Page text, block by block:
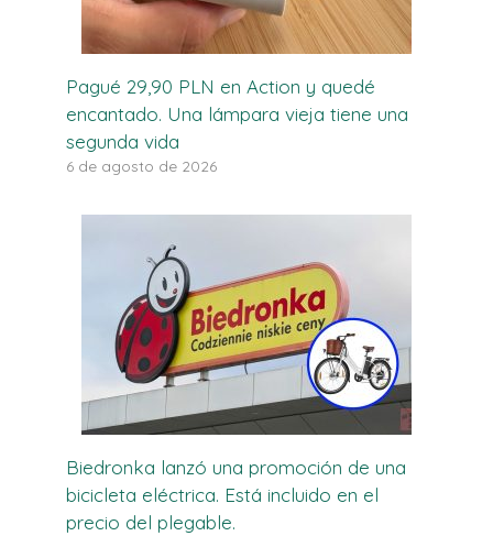
Pagué 29,90 PLN en Action y quedé
encantado. Una lámpara vieja tiene una
segunda vida
6 de agosto de 2026
Biedronka lanzó una promoción de una
bicicleta eléctrica. Está incluido en el
precio del plegable.